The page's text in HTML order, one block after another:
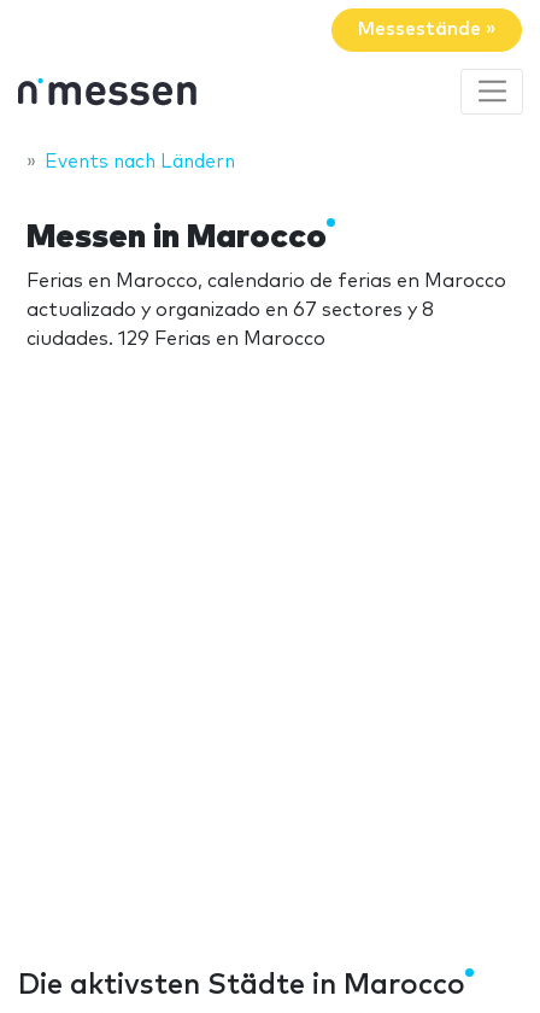
Messestände »
Events nach Ländern
Messen in Marocco
Ferias en Marocco, calendario de ferias en Marocco
actualizado y organizado en 67 sectores y 8
ciudades. 129 Ferias en Marocco
Die aktivsten Städte in Marocco